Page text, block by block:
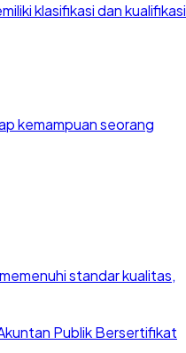
klasifikasi dan kualifikasi
kemampuan seorang
standar kualitas,
Publik Bersertifikat